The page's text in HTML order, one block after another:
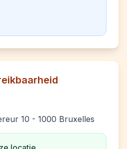
10 - 1000 Bruxelles